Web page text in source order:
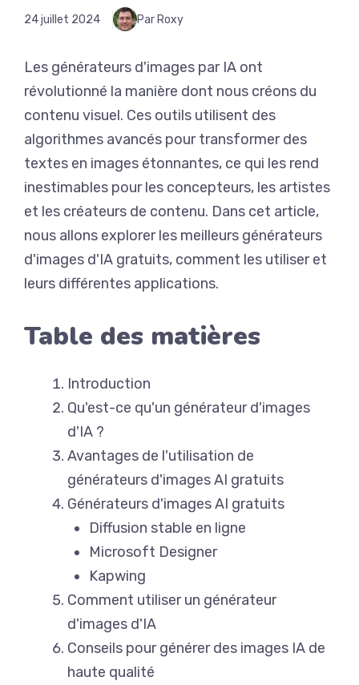
24 juillet 2024 Par Roxy
Les générateurs d'images par IA ont
révolutionné la manière dont nous créons du
contenu visuel. Ces outils utilisent des
algorithmes avancés pour transformer des
textes en images étonnantes, ce qui les rend
inestimables pour les concepteurs, les artistes
et les créateurs de contenu. Dans cet article,
nous allons explorer les meilleurs générateurs
d'images d'IA gratuits, comment les utiliser et
leurs différentes applications.
Table des matières
Introduction
Qu'est-ce qu'un générateur d'images
d'IA ?
Avantages de l'utilisation de
générateurs d'images AI gratuits
Générateurs d'images AI gratuits
Diffusion stable en ligne
Microsoft Designer
Kapwing
Comment utiliser un générateur
d'images d'IA
Conseils pour générer des images IA de
haute qualité